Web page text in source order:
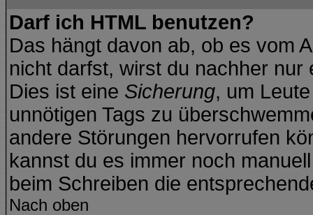
Darf ich HTML benutzen?
Das hängt davon ab, ob es vom
nicht darfst, wirst du nachher
Dies ist eine Sicherung, um
unnötigen Tags zu
andere Störungen hervorrufen
kannst du es immer noch
beim Schreiben die
Nach oben